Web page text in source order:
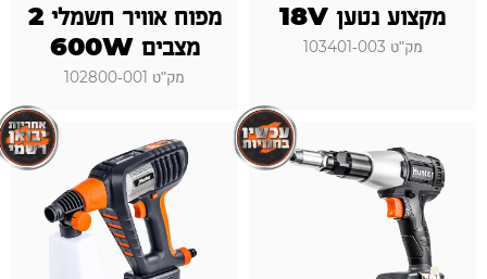
מקצוע נטען 18V
מק"ט 103401-003
מפוח אוויר חשמלי 2
מצבים 600W
מק"ט 102800-001